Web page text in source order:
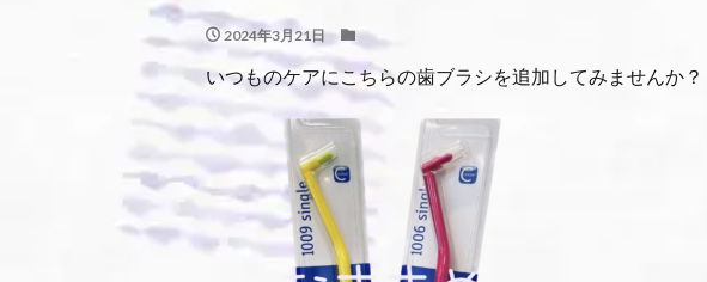
2024年3月21日
いつものケアにこちらの歯ブラシを追加してみませんか？